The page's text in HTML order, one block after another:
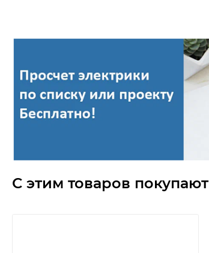
С этим товаров покупают